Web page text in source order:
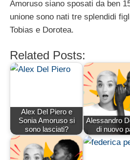
Amoruso siano sposati da ben
unione sono nati tre splendidi
Tobias e Dorotea.
Related Posts:
Alex Del Piero e
Sonia Amoruso si
sono lasciati?
Alessandro
di nuovo